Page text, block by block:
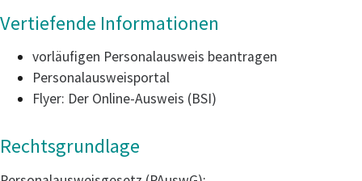
Vertiefende Informationen
vorläufigen Personalausweis beantragen
Personalausweisportal
Flyer: Der Online-Ausweis (BSI)
Rechtsgrundlage